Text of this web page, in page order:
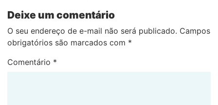
Deixe um comentário
O seu endereço de e-mail não será publicado. Campos
obrigatórios são marcados com *
Comentário *